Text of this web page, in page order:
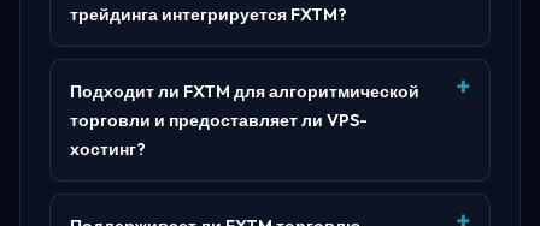
трейдинга интегрируется FXTM?
Подходит ли FXTM для алгоритмической
торговли и предоставляет ли VPS-
хостинг?